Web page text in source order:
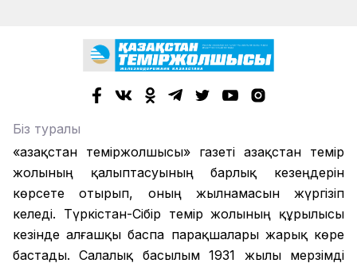
Біз туралы
«Қазақстан теміржолшысы» газеті Қазақстан темір
жолының қалыптасуының барлық кезеңдерін
көрсете отырып, оның жылнамасын жүргізіп
келеді. Түркістан-Сібір темір жолының құрылысы
кезінде алғашқы баспа парақшалары жарық көре
бастады. Салалық басылым 1931 жылы мерзімді